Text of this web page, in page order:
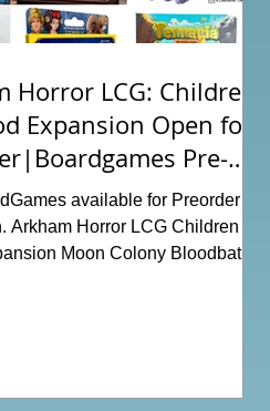
Horror LCG: Children
Expansion Open for
Pre-
July2026
available for Preorder for
Arkham Horror LCG Children Of
Moon Colony Bloodbath